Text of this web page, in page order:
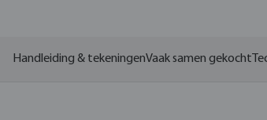
Handleiding & tekeningenVaak samen gekocht